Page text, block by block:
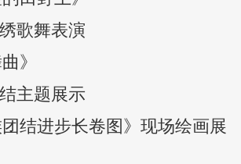
舞表演
》
题展示
进步长卷图》现场绘画展